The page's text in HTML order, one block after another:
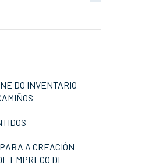
DO INVENTARIO
A CREACIÓN
EMPREGO DE